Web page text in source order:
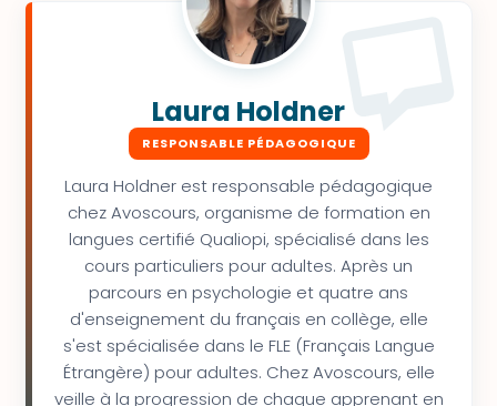
Laura Holdner
RESPONSABLE PÉDAGOGIQUE
Laura Holdner est responsable pédagogique
chez Avoscours, organisme de formation en
langues certifié Qualiopi, spécialisé dans les
cours particuliers pour adultes. Après un
parcours en psychologie et quatre ans
d'enseignement du français en collège, elle
s'est spécialisée dans le FLE (Français Langue
Étrangère) pour adultes. Chez Avoscours, elle
veille à la progression de chaque apprenant en